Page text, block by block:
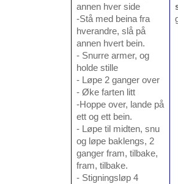
annen hver side
-Stå med beina fra
hverandre, slå på
annen hvert bein.
- Snurre armer, og
holde stille
- Løpe 2 ganger over
- Øke farten litt
-Hoppe over, lande på
ett og ett bein.
- Løpe til midten, snu
og løpe baklengs, 2
ganger fram, tilbake,
fram, tilbake.
- Stigningsløp 4